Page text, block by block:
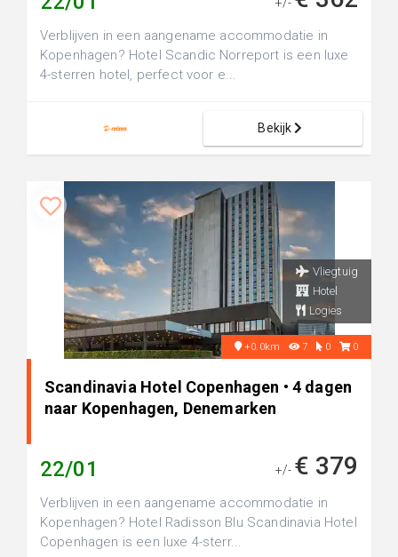
Verblijven in een aangename accommodatie in
Kopenhagen? Hotel Scandic Norreport is een luxe
4-sterren hotel, perfect voor e...
Bekijk
Vliegtuig
Hotel
Logies
+0.0km 7 0 0
Scandinavia Hotel Copenhagen • 4 dagen
naar Kopenhagen, Denemarken
22/01 +/- € 379
Verblijven in een aangename accommodatie in
Kopenhagen? Hotel Radisson Blu Scandinavia Hotel
Copenhagen is een luxe 4-sterr...